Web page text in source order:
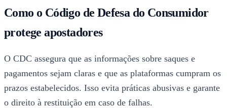
Como o Código de Defesa do Consumidor
protege apostadores
O CDC assegura que as informações sobre saques e
pagamentos sejam claras e que as plataformas cumpram os
prazos estabelecidos. Isso evita práticas abusivas e garante
o direito à restituição em caso de falhas.